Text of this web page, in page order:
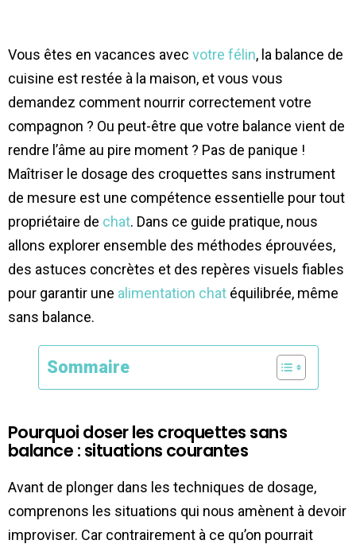
Vous êtes en vacances avec votre félin, la balance de
cuisine est restée à la maison, et vous vous
demandez comment nourrir correctement votre
compagnon ? Ou peut-être que votre balance vient de
rendre l’âme au pire moment ? Pas de panique !
Maîtriser le dosage des croquettes sans instrument
de mesure est une compétence essentielle pour tout
propriétaire de chat. Dans ce guide pratique, nous
allons explorer ensemble des méthodes éprouvées,
des astuces concrètes et des repères visuels fiables
pour garantir une alimentation chat équilibrée, même
sans balance.
Sommaire
Pourquoi doser les croquettes sans
balance : situations courantes
Avant de plonger dans les techniques de dosage,
comprenons les situations qui nous amènent à devoir
improviser. Car contrairement à ce qu’on pourrait